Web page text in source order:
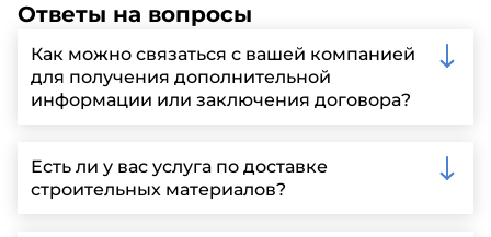
Ответы на вопросы
Как можно связаться с вашей компанией
для получения дополнительной
информации или заключения договора?
запрос через нашу официальную почту или
заполнить форму на нашем сайте для более
детальной информации и организации встречи.
Есть ли у вас услуга по доставке
строительных материалов?